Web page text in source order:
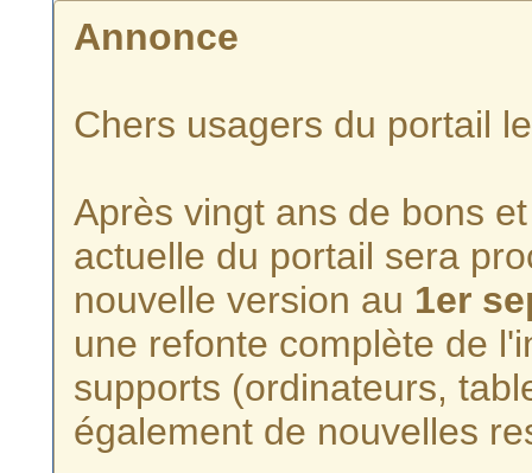
Annonce
Chers usagers du portail
Après vingt ans de bons
actuelle du portail sera
nouvelle version au 1er
une refonte complète de
supports (ordinateurs,
également de nouvelles